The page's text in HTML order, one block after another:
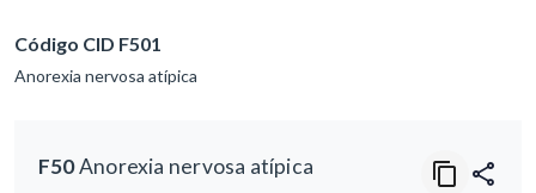
Código CID F501
Anorexia nervosa atípica
F50Anorexia nervosa atípica